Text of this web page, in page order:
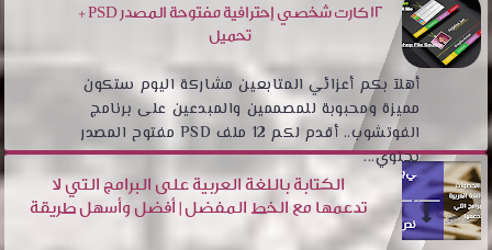
12 كارت شخصي إحترافية مفتوحة المصدر PSD +
تحميل
أهلآ بكم أعزائي المتابعين مشاركة اليوم ستكون
مميزة ومحبوبة للمصممين والمبدعين على برنامج
الفوتشوب.. أقدم لكم 12 ملف PSD مفتوح المصدر
يحتوي...
الكتابة باللغة العربية على البرامج التي لا
تدعمها مع الخط المفضل | أفضل وأسهل طريقة